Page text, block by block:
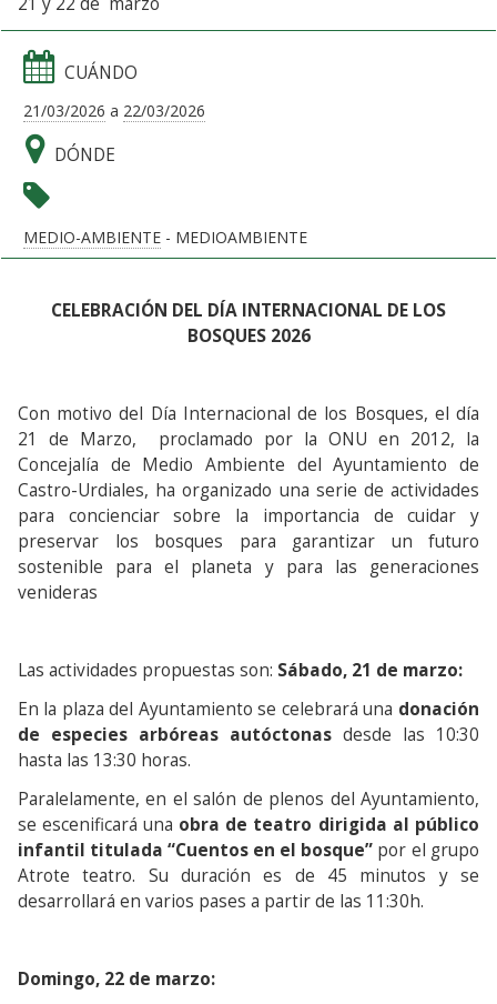
CUÁNDO
21/03/2026 a 22/03/2026
DÓNDE
MEDIO-AMBIENTE - MEDIOAMBIENTE
CELEBRACIÓN DEL DÍA INTERNACIONAL DE LOS
BOSQUES 2026
Con motivo del Día Internacional de los Bosques, el día
21 de Marzo, proclamado por la ONU en 2012, la
Concejalía de Medio Ambiente del Ayuntamiento de
Castro-Urdiales, ha organizado una serie de actividades
para concienciar sobre la importancia de cuidar y
preservar los bosques para garantizar un futuro
sostenible para el planeta y para las generaciones
venideras
Las actividades propuestas son: Sábado, 21 de marzo:
En la plaza del Ayuntamiento se celebrará una donación
de especies arbóreas autóctonas desde las 10:30
hasta las 13:30 horas.
Paralelamente, en el salón de plenos del Ayuntamiento,
se escenificará una obra de teatro dirigida al público
infantil titulada “Cuentos en el bosque” por el grupo
Atrote teatro. Su duración es de 45 minutos y se
desarrollará en varios pases a partir de las 11:30h.
Domingo, 22 de marzo: